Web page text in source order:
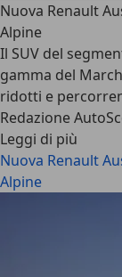
Nuova Renault
Alpine
Il SUV del
gamma del
ridotti e
Redazione
Leggi di più
Nuova Renault
Alpine